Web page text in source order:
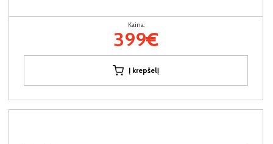
Kaina:
399€
Į krepšelį